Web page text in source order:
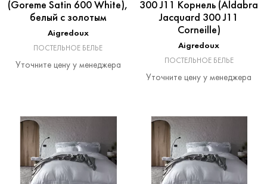
(Goreme Satin 600 White),
белый с золотым
Aigredoux
ПОСТЕЛЬНОЕ БЕЛЬЕ
Уточните цену у менеджера
300 J11 Корнель (Aldabra
Jacquard 300 J11
Corneille)
Aigredoux
ПОСТЕЛЬНОЕ БЕЛЬЕ
Уточните цену у менеджера